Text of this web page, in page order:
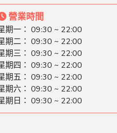
營業時間
期一： 09:30 ~ 22:00
期二： 09:30 ~ 22:00
期三： 09:30 ~ 22:00
期四： 09:30 ~ 22:00
期五： 09:30 ~ 22:00
期六： 09:30 ~ 22:00
期日： 09:30 ~ 22:00